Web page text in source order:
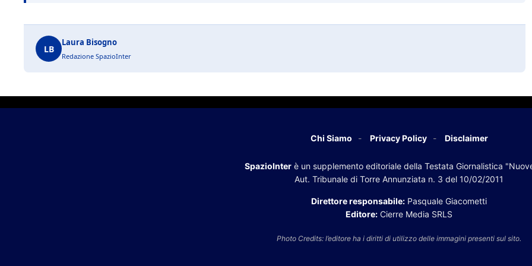
LB
Laura Bisogno
Redazione SpazioInter
Chi Siamo Privacy Policy Disclaimer
SpazioInterè un supplemento editoriale della Testata Giornalistica
Aut. Tribunale di Torre Annunziata n. 3 del 10/02/2011
Direttore responsabile: Pasquale Giacometti
Editore: Cierre Media SRLS
Photo Credits: l’editore ha i diritti di utilizzo delle immagini presenti sul sito.